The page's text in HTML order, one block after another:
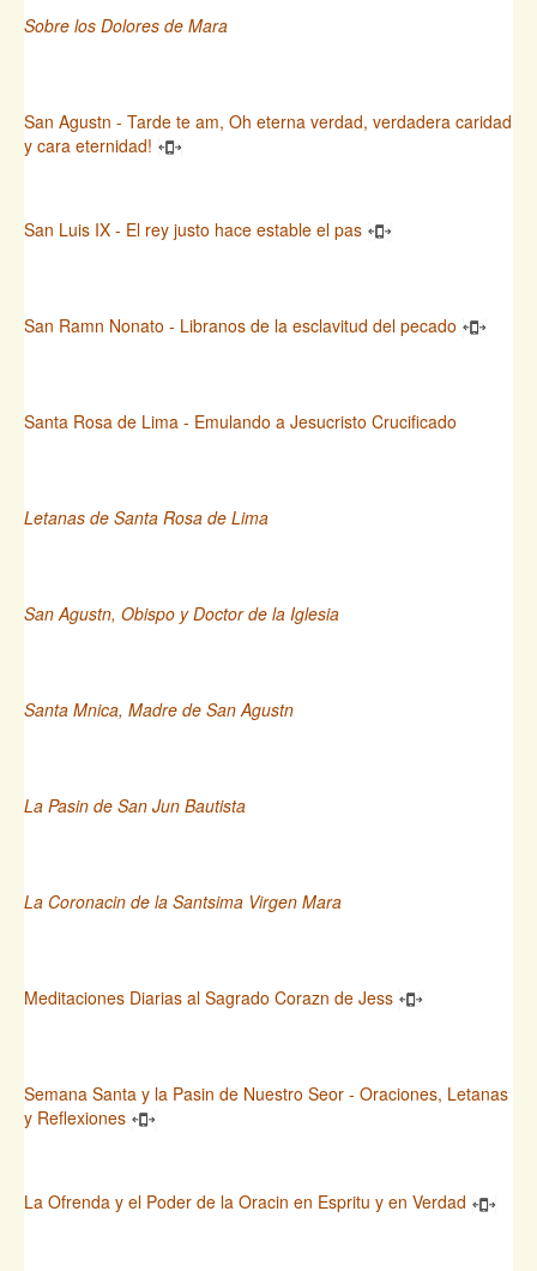
Sobre los Dolores de Mara
San Agustn - Tarde te am, Oh eterna verdad, verdadera caridad
y cara eternidad!
San Luis IX - El rey justo hace estable el pas
San Ramn Nonato - Libranos de la esclavitud del pecado
Santa Rosa de Lima - Emulando a Jesucristo Crucificado
Letanas de Santa Rosa de Lima
San Agustn, Obispo y Doctor de la Iglesia
Santa Mnica, Madre de San Agustn
La Pasin de San Jun Bautista
La Coronacin de la Santsima Virgen Mara
Meditaciones Diarias al Sagrado Corazn de Jess
Semana Santa y la Pasin de Nuestro Seor - Oraciones, Letanas
y Reflexiones
La Ofrenda y el Poder de la Oracin en Espritu y en Verdad